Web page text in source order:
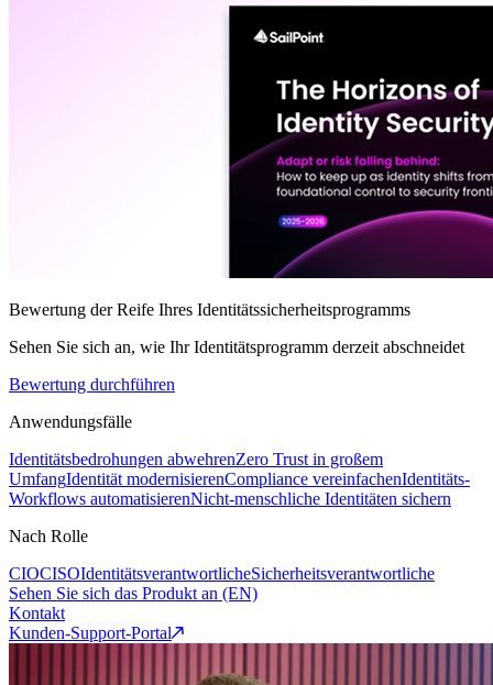
Bewertung der Reife Ihres Identitätssicherheitsprogramms
Sehen Sie sich an, wie Ihr Identitätsprogramm derzeit abschneidet
Bewertung durchführen
Anwendungsfälle
Identitätsbedrohungen abwehrenZero Trust in großem
UmfangIdentität modernisierenCompliance vereinfachenIdentitäts-
Workflows automatisierenNicht-menschliche Identitäten sichern
Nach Rolle
CIOCISOIdentitätsverantwortlicheSicherheitsverantwortliche
Sehen Sie sich das Produkt an (EN)
Kontakt
Kunden-Support-Portal